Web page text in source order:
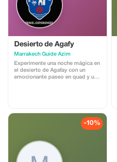
Desierto de Agafy
Marrakech Guide Azim
Experimente una noche mágica en
el desierto de Agafay con un
emocionante paseo en quad y un
un delicioso festín de auténtica
cocina marroquí bajo el cielo
su hotel de Marrakech sobre las
17:00. Disfrute de un recorrido
panorámico por el desierto de
-10%